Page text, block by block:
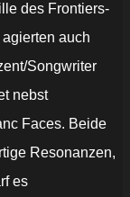
des Frontiers-
auch
Songwriter
nebst
Faces. Beide
Resonanzen,
es